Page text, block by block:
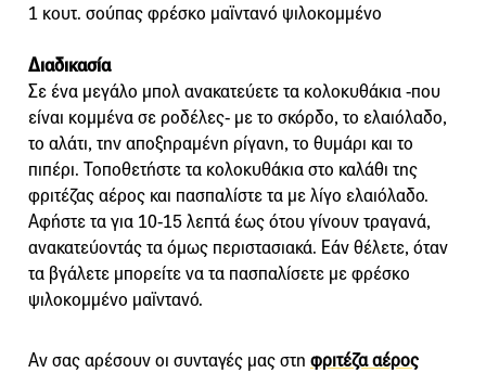
1 κουτ. σούπας φρέσκο μαϊντανό ψιλοκομμένο
Διαδικασία
Σε ένα μεγάλο μπολ ανακατεύετε τα κολοκυθάκια -που
είναι κομμένα σε ροδέλες- με το σκόρδο, το ελαιόλαδο,
το αλάτι, την αποξηραμένη ρίγανη, το θυμάρι και το
πιπέρι. Τοποθετήστε τα κολοκυθάκια στο καλάθι της
φριτέζας αέρος και πασπαλίστε τα με λίγο ελαιόλαδο.
Αφήστε τα για 10-15 λεπτά έως ότου γίνουν τραγανά,
ανακατεύοντάς τα όμως περιστασιακά. Εάν θέλετε, όταν
τα βγάλετε μπορείτε να τα πασπαλίσετε με φρέσκο
ψιλοκομμένο μαϊντανό.
Αν σας αρέσουν οι συνταγές μας στη φριτέζα αέρος